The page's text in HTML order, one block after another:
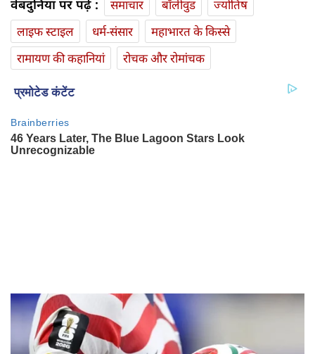
वेबदुनिया पर पढ़ें : समाचार बॉलीवुड
ज्योतिष
लाइफ स्‍टाइल
धर्म-संसार
महाभारत के किस्से
रामायण की कहानियां
रोचक और रोमांचक